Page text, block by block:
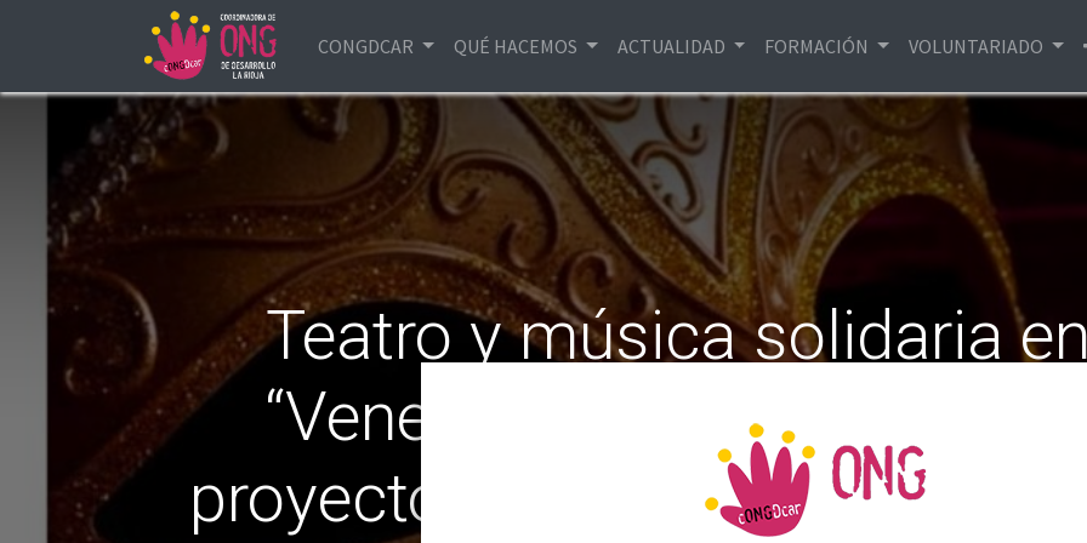
CONGDCAR QUÉ HACEMOS ACTUALIDAD FORMACIÓN VOLUNTARIADO
Teatro y música solidaria
“Venecia” y un concierto a
proyecto de asistencia a